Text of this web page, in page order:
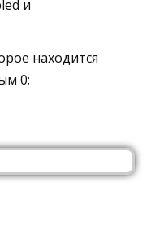
и
находится
0;